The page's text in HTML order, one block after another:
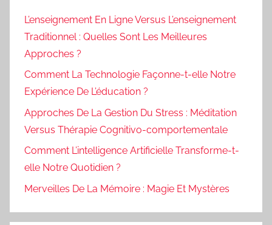
L’enseignement En Ligne Versus L’enseignement
Traditionnel : Quelles Sont Les Meilleures
Approches ?
Comment La Technologie Façonne-t-elle Notre
Expérience De L’éducation ?
Approches De La Gestion Du Stress : Méditation
Versus Thérapie Cognitivo-comportementale
Comment L’intelligence Artificielle Transforme-t-
elle Notre Quotidien ?
Merveilles De La Mémoire : Magie Et Mystères